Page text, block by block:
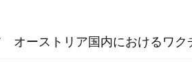
オーストリア国内におけるワク